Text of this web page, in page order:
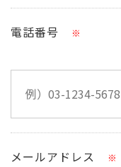
電話番号 ※
メールアドレス ※